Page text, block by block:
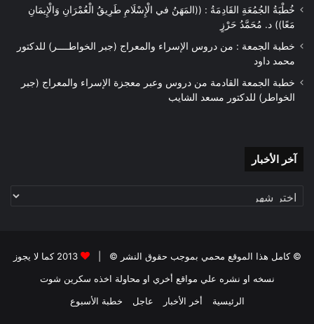
خُطْبَةُ الجُمُعَةِ القَادِمَةُ : ((المَهَنُ في الْإِسْلَامِ طَرِيقُ الْعُمْرَانِ وَالْإِيمَانِ
مَعًا)) د. مُحَمَّدُ حَرْزٍ
خطبة الجمعة : من دروس الإسراء والمعراج (جبر الخواطــــر) للدكتور
محمد داود
خطبة الجمعة القادمة من دروس وعبر معجزة الإسراء والمعراج (جبر
الخواطر) للدكتور مسعد الشايب
آخر الأخبار
© كامل هذا الموقع محمي بموجب حقوق النشر © |
2013 كما لا يجوز
نسخه او نشره علي مواقع أخري او محاولة اخذه سكرين شوت
الرئيسية
أخر الأخبار عاجل خطبة الأسبوع